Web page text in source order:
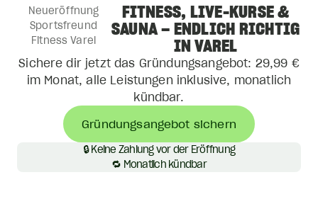
Neueröffnung
Sportsfreund
Fitness Varel
FITNESS, LIVE-KURSE &
SAUNA – ENDLICH RICHTIG
IN VAREL
Sichere dir jetzt das Gründungsangebot: 29,99 €
im Monat, alle Leistungen inklusive, monatlich
kündbar.
Gründungsangebot sichern
🔒 Keine Zahlung vor der Eröffnung
🔁 Monatlich kündbar